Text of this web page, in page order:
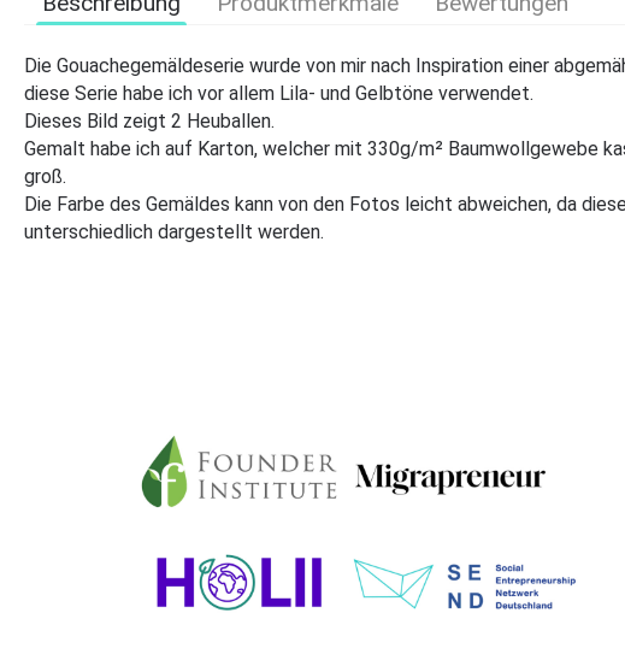
Die Gouachegemäldeserie wurde von mir nach Inspiration einer
diese Serie habe ich vor allem Lila- und Gelbtöne verwendet.
Dieses Bild zeigt 2 Heuballen.
Gemalt habe ich auf Karton, welcher mit 330g/m² Baumwollgewebe
groß.
Die Farbe des Gemäldes kann von den Fotos leicht abweichen, da
unterschiedlich dargestellt werden.